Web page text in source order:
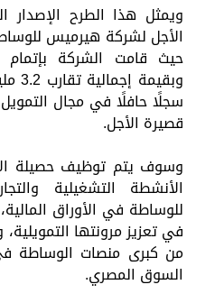
ويمثل هذا الطرح الإصدار
الأجل لشركة هيرميس
حيث قامت الشركة
سجلًا حافلًا في مجال
قصيرة الأجل.
وسوف يتم توظيف حصيلة
الأنشطة التشغيلية
للوساطة في الأوراق
في تعزيز مرونتها
من كبرى منصات الوساطة
السوق المصري.